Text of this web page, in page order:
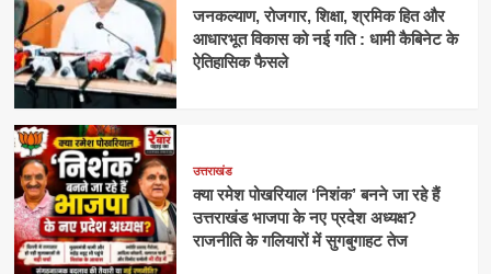
जनकल्याण, रोजगार, शिक्षा, श्रमिक हित और
आधारभूत विकास को नई गति : धामी कैबिनेट के
ऐतिहासिक फैसले
उत्तराखंड
क्या रमेश पोखरियाल ‘निशंक’ बनने जा रहे हैं
उत्तराखंड भाजपा के नए प्रदेश अध्यक्ष?
राजनीति के गलियारों में सुगबुगाहट तेज